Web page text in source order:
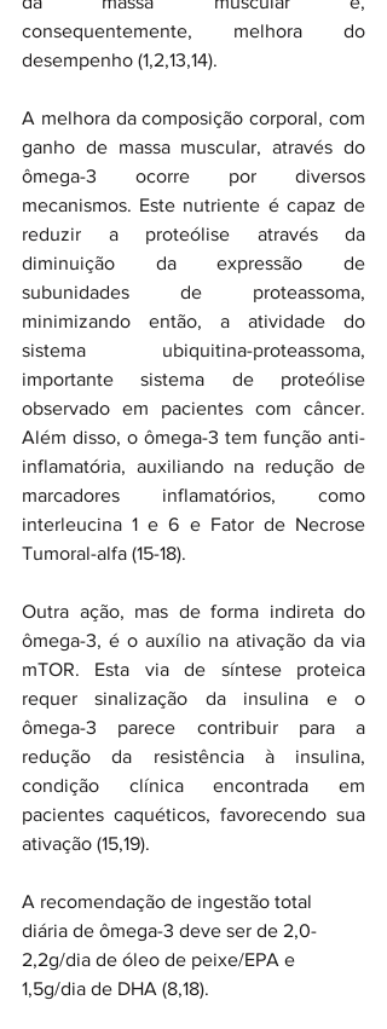
consequentemente, melhora do
desempenho (1,2,13,14).
A melhora da composição corporal, com
ganho de massa muscular, através do
ômega-3 ocorre por diversos
mecanismos. Este nutriente é capaz de
reduzir a proteólise através da
diminuição da expressão de
subunidades de proteassoma,
minimizando então, a atividade do
sistema ubiquitina-proteassoma,
importante sistema de proteólise
observado em pacientes com câncer.
Além disso, o ômega-3 tem função anti-
inflamatória, auxiliando na redução de
marcadores inflamatórios, como
interleucina 1 e 6 e Fator de Necrose
Tumoral-alfa (15-18).
Outra ação, mas de forma indireta do
ômega-3, é o auxílio na ativação da via
mTOR. Esta via de síntese proteica
requer sinalização da insulina e o
ômega-3 parece contribuir para a
redução da resistência à insulina,
condição clínica encontrada em
pacientes caquéticos, favorecendo sua
ativação (15,19).
A recomendação de ingestão total
diária de ômega-3 deve ser de 2,0-
2,2g/dia de óleo de peixe/EPA e
1,5g/dia de DHA (8,18).